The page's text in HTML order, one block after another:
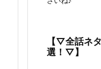
【▽全話ネ
選！▽】